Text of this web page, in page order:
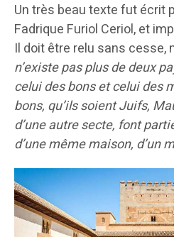
Un très beau texte fut écrit
Fadrique Furiol Ceriol, et
Il doit être relu sans cesse,
n’existe pas plus de deux
celui des bons et celui des
bons, qu’ils soient Juifs,
d’une autre secte, font
d’une même maison, d’un